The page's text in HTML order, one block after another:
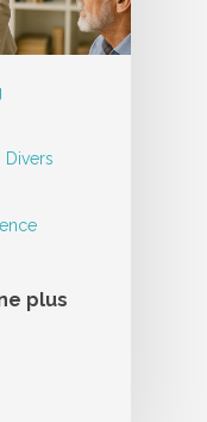
Divers
plus